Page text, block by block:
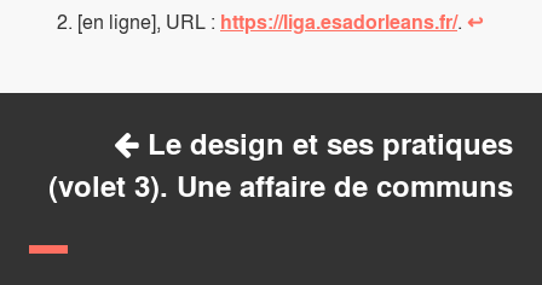
[en ligne], URL : https://liga.esadorleans.fr/. ↩
Le design et ses pratiques
(volet 3). Une affaire de communs